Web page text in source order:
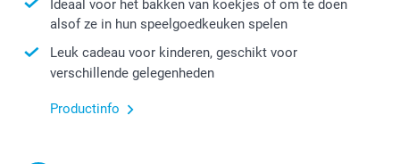
Ideaal voor het bakken van koekjes of om te doen
alsof ze in hun speelgoedkeuken spelen
Leuk cadeau voor kinderen, geschikt voor
verschillende gelegenheden
Productinfo